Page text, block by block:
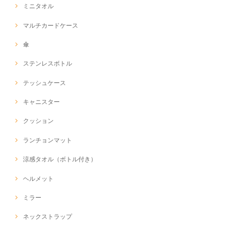
ミニタオル
マルチカードケース
傘
ステンレスボトル
テッシュケース
キャニスター
クッション
ランチョンマット
涼感タオル（ボトル付き）
ヘルメット
ミラー
ネックストラップ